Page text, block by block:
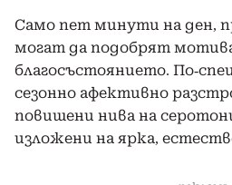
Само пет минути на ден,
могат да подобрят
благосъстоянието. По-
сезонно афективно
повишени нива на
изложени на ярка,